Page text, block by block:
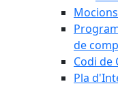
de
Codi de
Pla